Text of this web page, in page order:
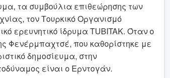
τα συμβούλια επιθεώρησης των
τον Τουρκικό Οργανισμό
ερευνητικό ίδρυμα TUBITAK. Όταν ο
Φενέρμπαχτσέ, που καθορίστηκε με
δημοσίευμα, στην
είναι ο Ερντογάν.